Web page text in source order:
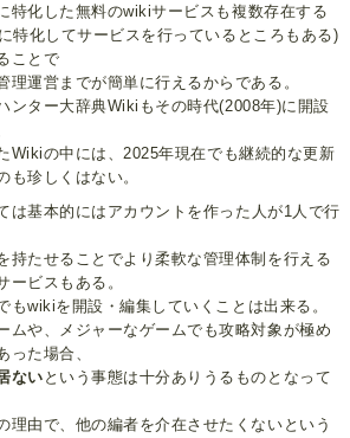
特化した無料のwikiサービスも複数存在する
特化してサービスを行っているところもある)
ことで
理運営までが簡単に行えるからである。
ンター大辞典Wikiもその時代(2008年)に開設
Wikiの中には、2025年現在でも継続的な更新
も珍しくはない。
は基本的にはアカウントを作った人が1人で行
持たせることでより柔軟な管理体制を行える
ービスもある。
もwikiを開設・編集していくことは出来る。
ムや、メジャーなゲームでも攻略対象が極め
った場合、
ない という事態は十分ありうるものとなって
理由で、他の編者を介在させたくないという